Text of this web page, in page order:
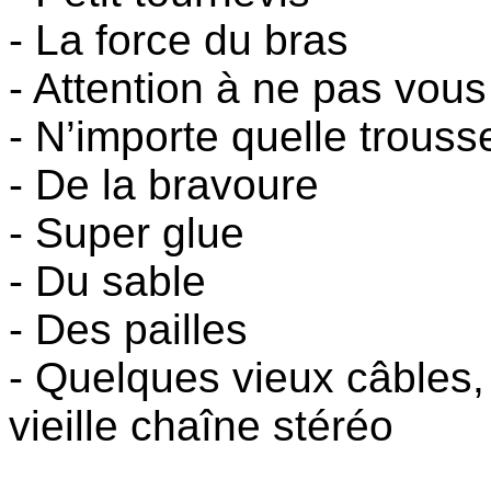
- La force du bras
- Attention à ne pas
- N’importe quelle
- De la bravoure
- Super glue
- Du sable
- Des pailles
- Quelques vieux
vieille chaîne stéréo